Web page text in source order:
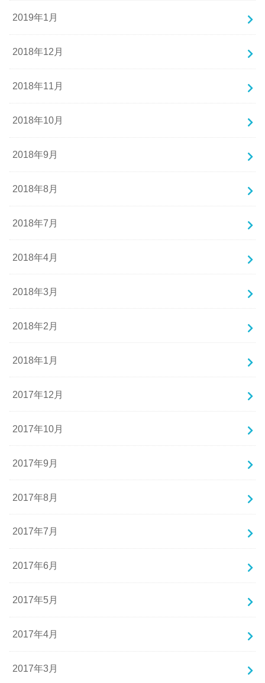
2019年1月
2018年12月
2018年11月
2018年10月
2018年9月
2018年8月
2018年7月
2018年4月
2018年3月
2018年2月
2018年1月
2017年12月
2017年10月
2017年9月
2017年8月
2017年7月
2017年6月
2017年5月
2017年4月
2017年3月